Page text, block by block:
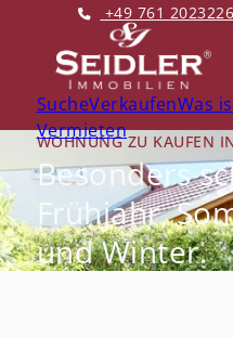
+49 761
SucheVerkaufenWas
Vermieten
WOHNUNG ZU KAUFEN
Besonders
Frühjahr,
und Winter.